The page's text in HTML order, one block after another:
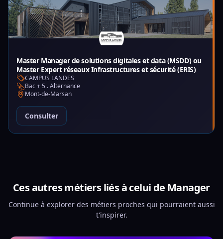
Master Manager de solutions digitales et data (MSDD) ou
Master Expert réseaux Infrastructures et sécurité (ERIS)
CAMPUS LANDES
Bac + 5 . Alternance
Mont-de-Marsan
Consulter
Ces autres métiers liés à celui de Manager
Continue à explorer des métiers proches qui pourraient aussi
t'inspirer.